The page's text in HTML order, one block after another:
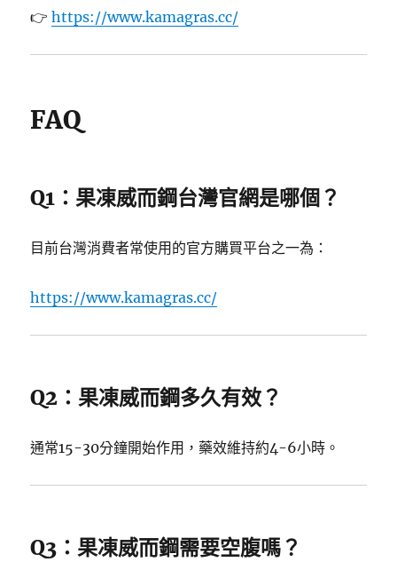
👉https://www.kamagras.cc/
FAQ
Q1：果凍威而鋼台灣官網是哪個？
目前台灣消費者常使用的官方購買平台之一為：
https://www.kamagras.cc/
Q2：果凍威而鋼多久有效？
通常15-30分鐘開始作用，藥效維持約4-6小時。
Q3：果凍威而鋼需要空腹嗎？